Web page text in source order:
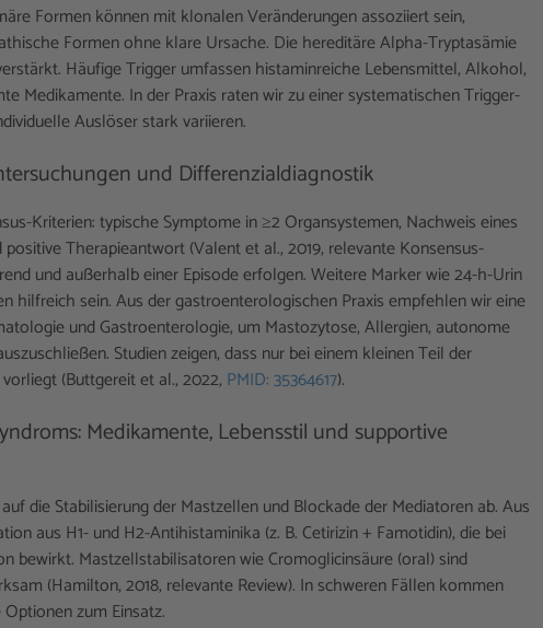
Formen können mit klonalen Veränderungen assoziiert sein,
Formen ohne klare Ursache. Die hereditäre Alpha-Tryptasämie
Häufige Trigger umfassen histaminreiche Lebensmittel, Alkohol,
Medikamente. In der Praxis raten wir zu einer systematischen Trigger-
Auslöser stark variieren.
und Differenzialdiagnostik
Kriterien: typische Symptome in ≥2 Organsystemen, Nachweis eines
Therapieantwort (Valent et al., 2019, relevante Konsensus-
und außerhalb einer Episode erfolgen. Weitere Marker wie 24-h-Urin
hilfreich sein. Aus der gastroenterologischen Praxis empfehlen wir eine
und Gastroenterologie, um Mastozytose, Allergien, autonome
Studien zeigen, dass nur bei einem kleinen Teil der
(Buttgereit et al., 2022, PMID: 35364617).
Medikamente, Lebensstil und supportive
die Stabilisierung der Mastzellen und Blockade der Mediatoren ab. Aus
aus H1- und H2-Antihistaminika (z. B. Cetirizin + Famotidin), die bei
bewirkt. Mastzellstabilisatoren wie Cromoglicinsäure (oral) sind
(Hamilton, 2018, relevante Review). In schweren Fällen kommen
zum Einsatz.